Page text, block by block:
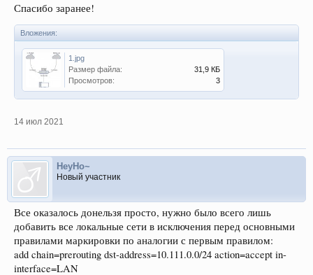
Спасибо заранее!
Вложения:
1.jpg
Размер файла:
31,9 КБ
Просмотров:
3
14 июл 2021
HeyHo~
Новый участник
Все оказалось донельзя просто, нужно было всего лишь
добавить все локальные сети в исключения перед основными
правилами маркировки по аналогии с первым правилом:
add chain=prerouting dst-address=10.111.0.0/24 action=accept in-
interface=LAN